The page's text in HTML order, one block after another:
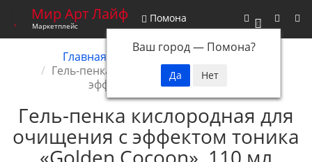
0
Мир Арт Лайф
Маркетплейс
Помона
Ваш город — Помона?
Главная
Снятые с производства
Гель-пенка кислородная для очищения с
эффектом тоника, 110 мл
Гель-пенка кислородная для
очищения с эффектом тоника